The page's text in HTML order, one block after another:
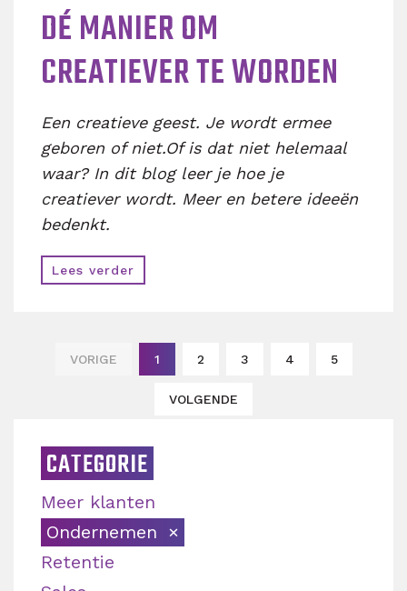
DÉ MANIER OM
CREATIEVER TE WORDEN
Een creatieve geest. Je wordt ermee
geboren of niet.Of is dat niet helemaal
waar? In dit blog leer je hoe je
creatiever wordt. Meer en betere ideeën
bedenkt.
Lees verder
VORIGE 1 2 3 4 5
VOLGENDE
CATEGORIE
Meer klanten
Ondernemen
Retentie